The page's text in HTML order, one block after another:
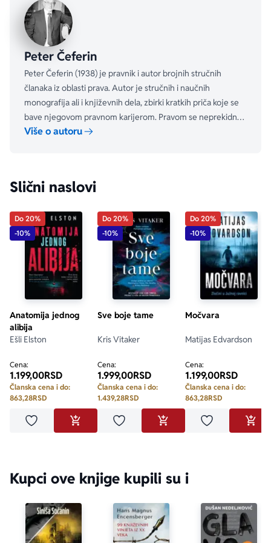
Peter Čeferin
Peter Čeferin (1938) je pravnik i autor brojnih stručnih
članaka iz oblasti prava. Autor je stručnih i naučnih
monografija ali i književnih dela, zbirki kratkih priča koje se
bave njegovom pravnom karijerom. Pravom se neprekidno
bavi od 1967. godine, uglavnom krivičnim i ustavnim pravom i
Više o autoru
Slični naslovi
Do 20%
-10%
Anatomija jednog
alibija
Ešli Elston
Cena:
1.199,00RSD
Članska cena i do:
863,28RSD
Dodaj u omiljeneDODAJ U KORPU
Do 20%
-10%
Sve boje tame
Kris Vitaker
Cena:
1.999,00RSD
Članska cena i do:
1.439,28RSD
Dodaj u omiljeneDODAJ U KORPU
Do 20%
-10%
Močvara
Matijas Edvardson
Cena:
1.199,00RSD
Članska cena i do:
863,28RSD
Dodaj u
Kupci ove knjige kupili su i